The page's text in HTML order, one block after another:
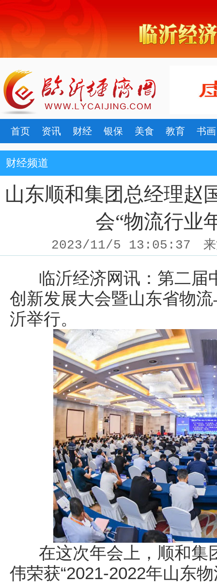
首页 资讯 财经 银保 美食 教育 书画
财经频道
山东顺和集团总经理赵
会“物流行业
2023/11/5 13:05:37
临沂经济网讯：第二届
创新发展大会暨山东省物
沂举行。
在这次年会上，顺和集
伟荣获“2021-2022年山东